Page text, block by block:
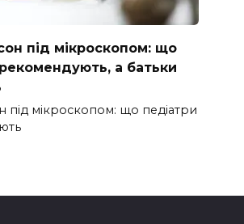
під мікроскопом: що
а батьки
під мікроскопом: що педіатри